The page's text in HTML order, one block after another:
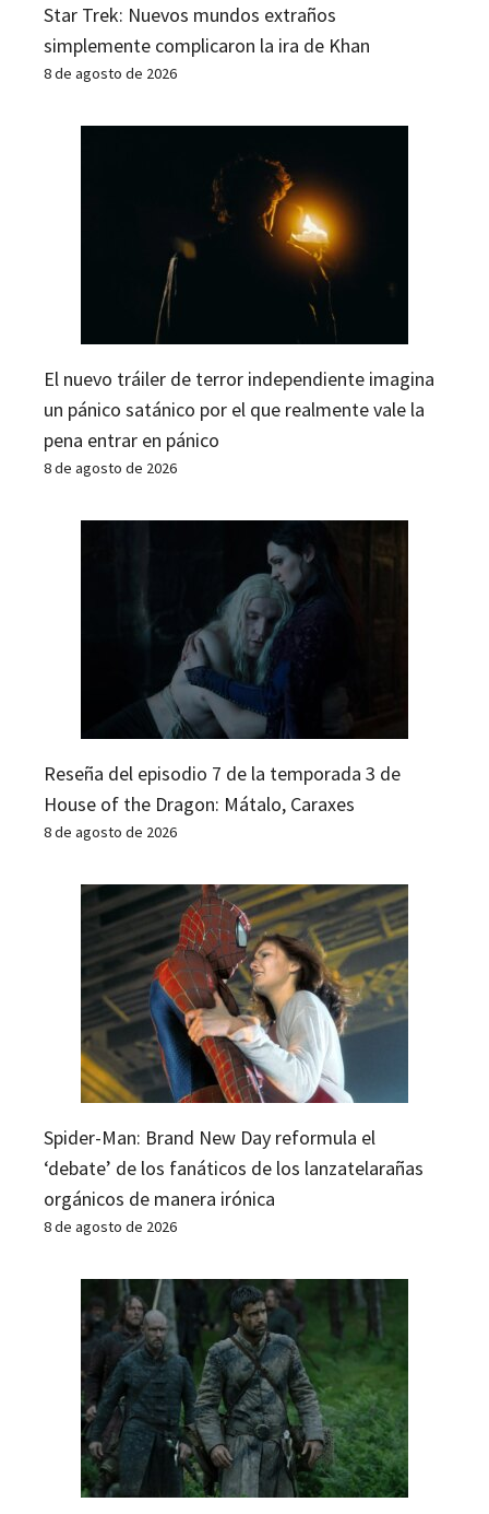
Star Trek: Nuevos mundos extraños
simplemente complicaron la ira de Khan
8 de agosto de 2026
El nuevo tráiler de terror independiente imagina
un pánico satánico por el que realmente vale la
pena entrar en pánico
8 de agosto de 2026
Reseña del episodio 7 de la temporada 3 de
House of the Dragon: Mátalo, Caraxes
8 de agosto de 2026
Spider-Man: Brand New Day reformula el
‘debate’ de los fanáticos de los lanzatelarañas
orgánicos de manera irónica
8 de agosto de 2026